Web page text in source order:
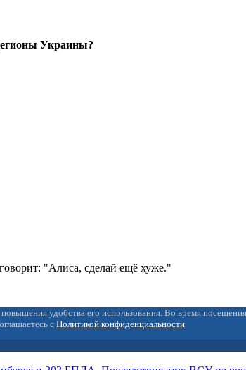
Украины?
"Алиса, сделай ещё хуже."
удобства его использования. Во время
с Политикой конфиденциальности